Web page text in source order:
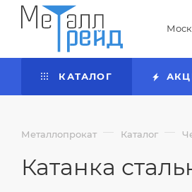
КАТАЛОГ
Металлопрокат — Каталог —
Катанка